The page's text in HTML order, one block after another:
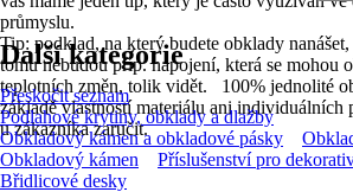
průmyslu.
Tip: podklad, na který budete obklady
tomu nebudou příp. napojení, která se mohou
teplotních změn, tolik vidět. 100% jednolité
základě vlastností materiálu ani individuálních
u zákazníka zaručit.
Další kategorie
Přeskočit seznam
Podlahové krytiny, obklady a dlažby
Obkladový kámen a obkladové pásky
Obkladový kámen
Příslušenství pro
Břidlicové desky